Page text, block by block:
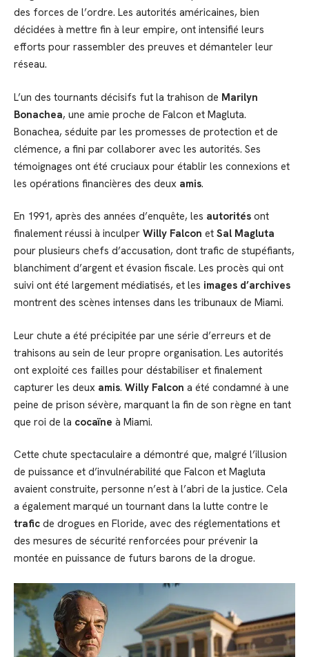
des forces de l’ordre. Les autorités américaines, bien
décidées à mettre fin à leur empire, ont intensifié leurs
efforts pour rassembler des preuves et démanteler leur
réseau.
L’un des tournants décisifs fut la trahison de Marilyn
Bonachea, une amie proche de Falcon et Magluta.
Bonachea, séduite par les promesses de protection et de
clémence, a fini par collaborer avec les autorités. Ses
témoignages ont été cruciaux pour établir les connexions et
les opérations financières des deux amis.
En 1991, après des années d’enquête, les autorités ont
finalement réussi à inculper Willy Falcon et Sal Magluta
pour plusieurs chefs d’accusation, dont trafic de stupéfiants,
blanchiment d’argent et évasion fiscale. Les procès qui ont
suivi ont été largement médiatisés, et les images d’archives
montrent des scènes intenses dans les tribunaux de Miami.
Leur chute a été précipitée par une série d’erreurs et de
trahisons au sein de leur propre organisation. Les autorités
ont exploité ces failles pour déstabiliser et finalement
capturer les deux amis. Willy Falcon a été condamné à une
peine de prison sévère, marquant la fin de son règne en tant
que roi de la cocaïne à Miami.
Cette chute spectaculaire a démontré que, malgré l’illusion
de puissance et d’invulnérabilité que Falcon et Magluta
avaient construite, personne n’est à l’abri de la justice. Cela
a également marqué un tournant dans la lutte contre le
trafic de drogues en Floride, avec des réglementations et
des mesures de sécurité renforcées pour prévenir la
montée en puissance de futurs barons de la drogue.